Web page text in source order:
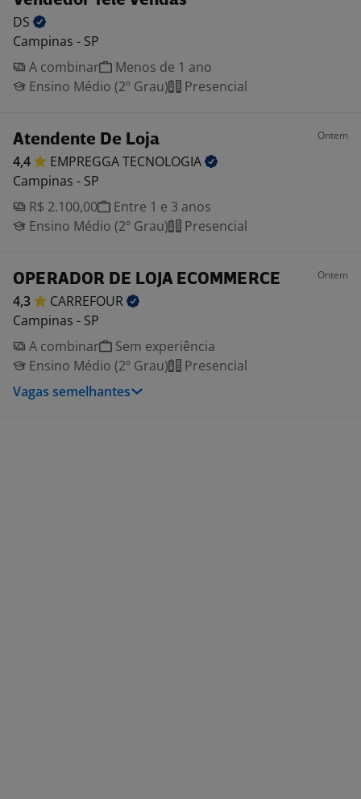
DS
Campinas - SP
A combinar
Menos de 1 ano
Ensino Médio (2º Grau)
Presencial
Atendente De Loja Ontem
4,4 EMPREGGATECNOLOGIA
Campinas - SP
R$ 2.100,00
Entre 1 e 3 anos
Ensino Médio (2º Grau)
Presencial
OPERADOR DE LOJA ECOMMERCE Ontem
4,3
CARREFOUR
Campinas - SP
A combinar
Sem experiência
Ensino Médio (2º Grau)
Presencial
Vagas semelhantes